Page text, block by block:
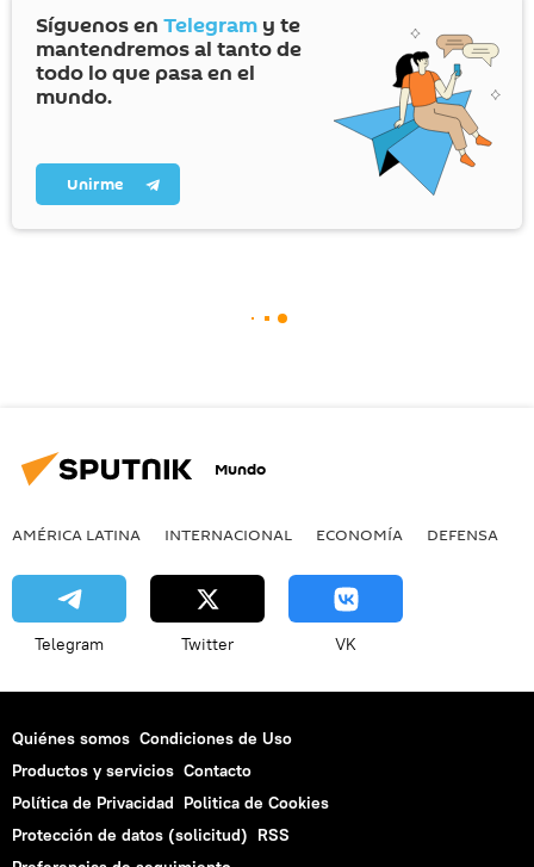
Síguenos en Telegram y te
mantendremos al tanto de
todo lo que pasa en el
mundo.
Unirme
Mundo
AMÉRICA LATINA INTERNACIONAL ECONOMÍA DEFENSA
Telegram Twitter VK
Quiénes somos Condiciones de Uso
Productos y servicios Contacto
Política de Privacidad Politica de Cookies
Protección de datos (solicitud) RSS